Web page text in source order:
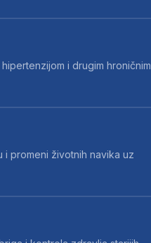
i drugim hroničnim
i promeni životnih navika uz